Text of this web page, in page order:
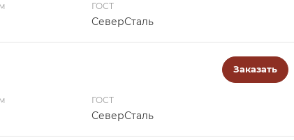
ГОСТ
СеверСталь
Заказать
ГОСТ
СеверСталь